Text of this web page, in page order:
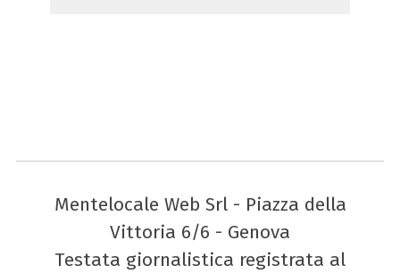
Mentelocale Web Srl - Piazza della
Vittoria 6/6 - Genova
Testata giornalistica registrata al